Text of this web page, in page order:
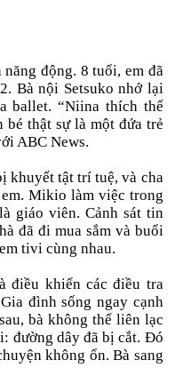
động. 8 tuổi, em đã
Bà nội Setsuko nhớ lại
ballet. “Niina thích thể
thật sự là một đứa trẻ
ABC News.
khuyết tật trí tuệ, và cha
Mikio làm việc trong
giáo viên. Cảnh sát tin
đã đi mua sắm và buổi
tivi cùng nhau.
điều khiến các điều tra
đình sống ngay cạnh
bà không thể liên lạc
đường dây đã bị cắt. Đó
không ổn. Bà sang